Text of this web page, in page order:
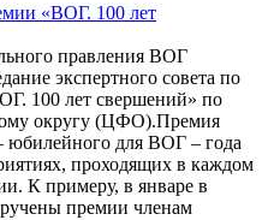
«ВОГ. 100 лет
правления ВОГ
экспертного совета по
100 лет свершений» по
округу (ЦФО).Премия
юбилейного для ВОГ – года
проходящих в каждом
К примеру, в январе в
премии членам